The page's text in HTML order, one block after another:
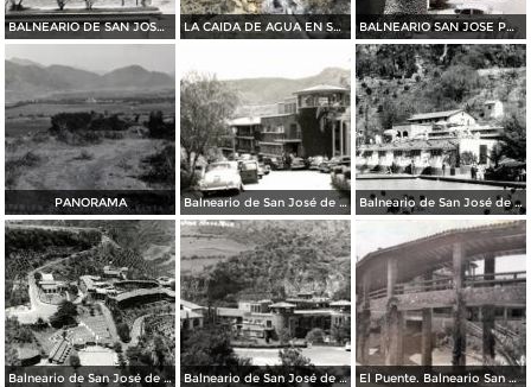
BALNEARIO DE SAN JOSE PURUA LA CAIDA DE AGUA EN SAN JOSE PURUA BALNEARIO SAN JOSE PORRUA
PANORAMA Balneario de San José de Purúa Balneario de San José de Purúa
Balneario de San José de Purúa Balneario de San José de Purúa El Puente. Balneario San José Purua